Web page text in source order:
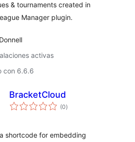
& tournaments created in
Manager plugin.
activas
con 6.6.6
BracketCloud
(0evaluación
total
)
shortcode for embedding